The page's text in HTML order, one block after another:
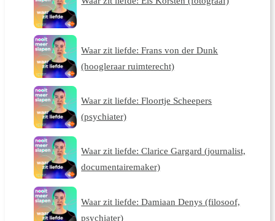
Waar zit liefde: Frans von der Dunk
(hoogleraar ruimterecht)
Waar zit liefde: Floortje Scheepers
(psychiater)
Waar zit liefde: Clarice Gargard (journalist,
documentairemaker)
Waar zit liefde: Damiaan Denys (filosoof,
psychiater)